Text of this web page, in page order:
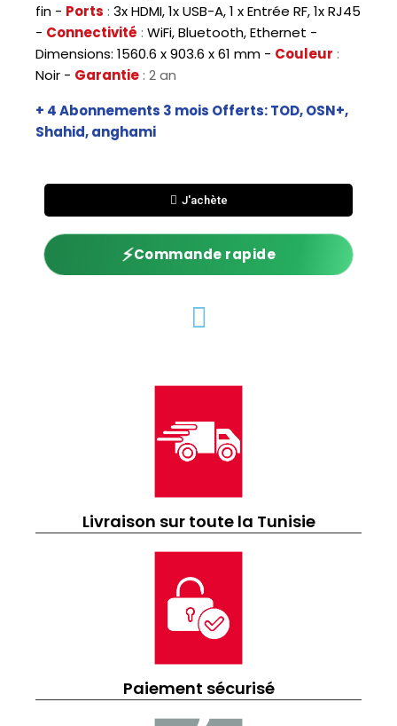
fin - Ports : 3x HDMI, 1x USB-A, 1 x Entrée RF, 1x RJ45
- Connectivité : WiFi, Bluetooth, Ethernet -
Dimensions: 1560.6 x 903.6 x 61 mm - Couleur :
Noir - Garantie : 2 an
+ 4 Abonnements 3 mois Offerts: TOD, OSN+,
Shahid, anghami
J'achète
⚡Commande rapide
Livraison sur toute la Tunisie
Paiement sécurisé